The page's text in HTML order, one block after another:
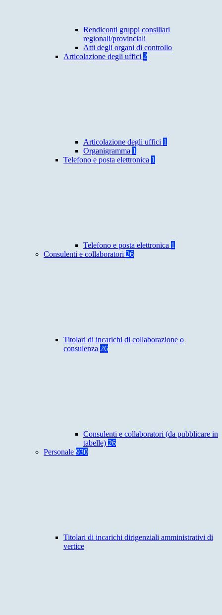
Rendiconti gruppi consiliari
regionali/provinciali
Atti degli organi di controllo
Articolazione degli uffici 2
Articolazione degli uffici 1
Organigramma 1
Telefono e posta elettronica 1
Telefono e posta elettronica 1
Consulenti e collaboratori 26
Titolari di incarichi di collaborazione o
consulenza 26
Consulenti e collaboratori (da pubblicare in
tabelle) 26
Personale 930
Titolari di incarichi dirigenziali amministrativi di
vertice